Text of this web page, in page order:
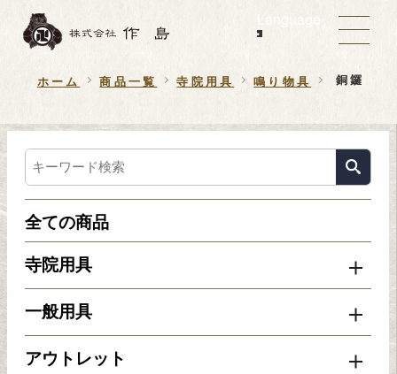
Language
ホーム 商品一覧 寺院用具 鳴り物具 銅鑼
全ての商品
寺院用具
一般用具
アウトレット